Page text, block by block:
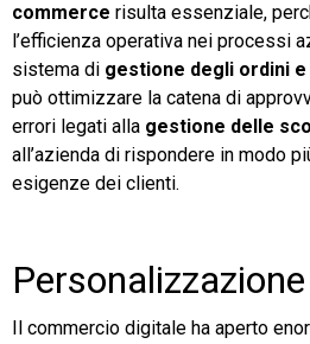
commerce risulta essenziale,
l’efficienza operativa nei processi
sistema di gestione degli ordini
può ottimizzare la catena di
errori legati alla gestione delle
all’azienda di rispondere in modo
esigenze dei clienti.
Il commercio digitale ha aperto